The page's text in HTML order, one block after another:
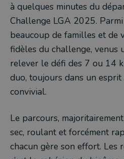
à quelques minutes du
Challenge LGA 2025.
beaucoup de familles et de
fidèles du challenge, venus
relever le défi des 7 ou 14
duo, toujours dans un esprit
convivial.
Le parcours,
sec, roulant et forcément
chacun gère son effort. Les